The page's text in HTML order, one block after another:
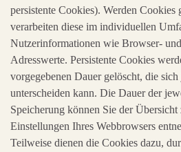
persistente Cookies). Werden Cookies
verarbeiten diese im individuellen
Nutzerinformationen wie Browser-
Adresswerte. Persistente Cookies
vorgegebenen Dauer gelöscht, die
unterscheiden kann. Die Dauer der
Speicherung können Sie der
Einstellungen Ihres Webbrowsers
Teilweise dienen die Cookies dazu,